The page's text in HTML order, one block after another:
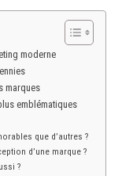
moderne
marques
emblématiques
que d’autres ?
d’une marque ?
?